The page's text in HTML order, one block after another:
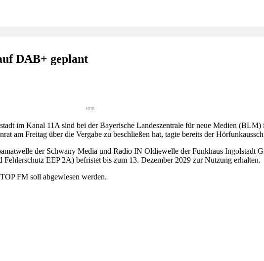
DAB+ geplant
MDR
im Kanal 11A sind bei der Bayerische Landeszentrale für neue Medien (BLM)
am Freitag über die Vergabe zu beschließen hat, tagte bereits der
der Schwany Media und Radio IN Oldiewelle der Funkhaus Ingolstadt
EEP 2A) befristet bis zum 13. Dezember 2029 zur Nutzung erhalten.
FM soll abgewiesen werden.